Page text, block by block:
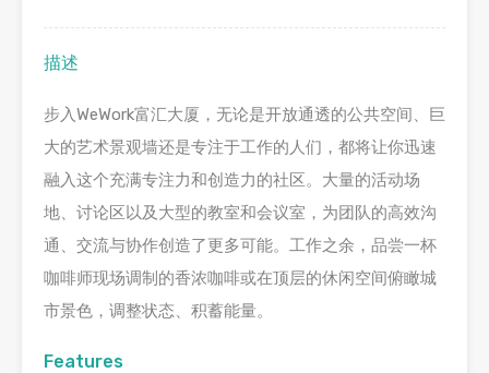
描述
步入WeWork富汇大厦，无论是开放通透的公共空间、巨
大的艺术景观墙还是专注于工作的人们，都将让你迅速
融入这个充满专注力和创造力的社区。大量的活动场
地、讨论区以及大型的教室和会议室，为团队的高效沟
通、交流与协作创造了更多可能。工作之余，品尝一杯
咖啡师现场调制的香浓咖啡或在顶层的休闲空间俯瞰城
市景色，调整状态、积蓄能量。
Features